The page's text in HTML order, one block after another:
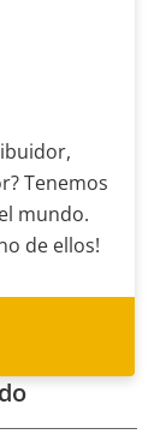
Tenemos
mundo.
de ellos!